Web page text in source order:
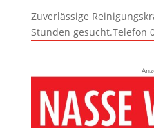
Zuverlässige
Stunden gesucht.Telefon